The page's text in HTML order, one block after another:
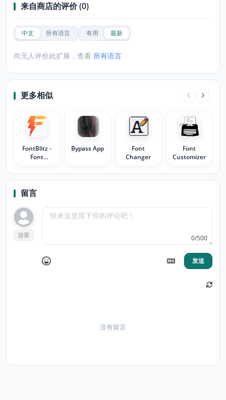
来自商店的评价 (0)
中文 所有语言 有用 最新
尚无人评价此扩展，查看 所有语言
更多相似
FontBlitz -
Font
Bypass App
Font
Changer
Font
Customizer
留言
游客 0/500
发送
没有留言